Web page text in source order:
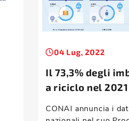
04 Lug, 2022
Il 73,3% degli
a riciclo nel 2021
CONAI annuncia i